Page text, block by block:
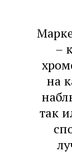
–
на
так